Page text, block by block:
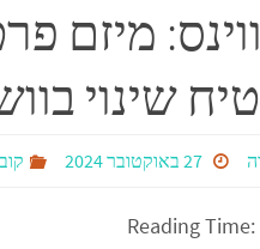
er
e
מיזם
שינוי
27 באוקטובר 2024
Reading Time: